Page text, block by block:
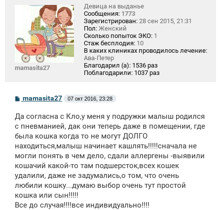
mamasita27
Девица на выданье
Сообщения: 1773
Зарегистрирован: 28 сен 2015, 21:31
Пол: Женский
Сколько попыток ЭКО: 1
Стаж бесплодия: 10
В каких клиниках проводилось лечение:
Ава-Петер
Благодарил (а): 1536 раз
Поблагодарили: 1037 раз
С
о
б
щ
н
и
mamasita27 07 окт 2016, 23:28
Да согласна с Кло,у меня у подружки малыш родился
с пневманией, дак они теперь даже в помещении, где
была кошка когда то не могут ДОЛГО
находиться,малыш начинает кашлять!!!!!сначала не
могли понять в чем дело, сдали аллергены -выявили
кошачий какой-то там подшерсток,всех кошек
удалили, даже не задумались,о том, что очень
любили кошку...думаю выбор очень тут простой
кошка или сын!!!!!
Все до случая!!!!все индивидуально!!!!